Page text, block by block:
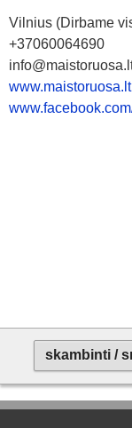
Vilnius (Dirbame
+37060064690
www.maistoruosa.lt
skambinti /